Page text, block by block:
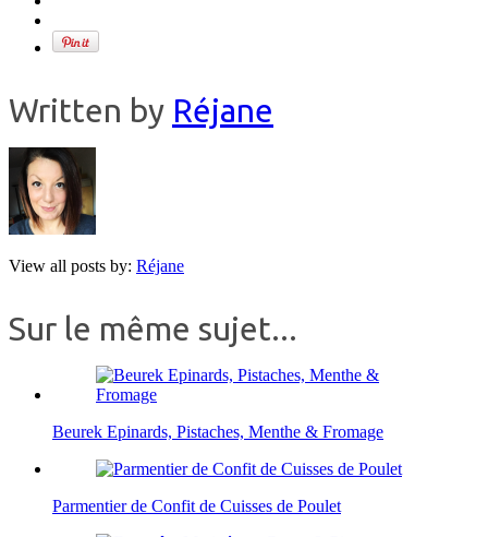
Written by Réjane
View all posts by: Réjane
Sur le même sujet...
Beurek Epinards, Pistaches, Menthe & Fromage
Parmentier de Confit de Cuisses de Poulet